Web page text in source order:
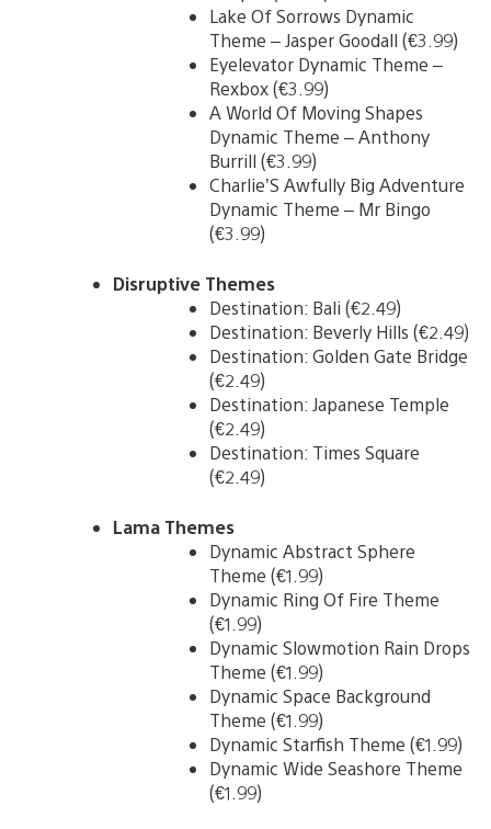
Lake Of Sorrows Dynamic
Theme – Jasper Goodall (€3.99)
Eyelevator Dynamic Theme –
Rexbox (€3.99)
A World Of Moving Shapes
Dynamic Theme – Anthony
Burrill (€3.99)
Charlie’S Awfully Big Adventure
Dynamic Theme – Mr Bingo
(€3.99)
Disruptive Themes
Destination: Bali (€2.49)
Destination: Beverly Hills (€2.49)
Destination: Golden Gate Bridge
(€2.49)
Destination: Japanese Temple
(€2.49)
Destination: Times Square
(€2.49)
Lama Themes
Dynamic Abstract Sphere
Theme (€1.99)
Dynamic Ring Of Fire Theme
(€1.99)
Dynamic Slowmotion Rain Drops
Theme (€1.99)
Dynamic Space Background
Theme (€1.99)
Dynamic Starfish Theme (€1.99)
Dynamic Wide Seashore Theme
(€1.99)